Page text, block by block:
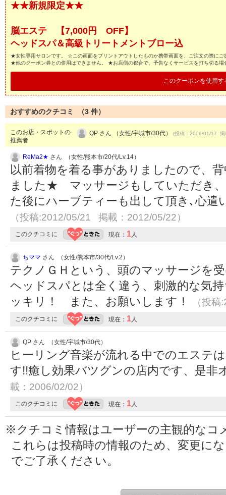
★★新規限定★★
脳エステ 【7,000円 OFF】
ヘッドスパ＆高級トリートメントブロー込
★女性専用サロンです。 ☆この画面をプリントアウトしたものか携帯画面を、ご注文の際に
★他のクーポン券との併用はできません。 ★お店側の都合で、予告なくサービスを打ち切る場
このクーポンを使用す
おすすめのクチコミ （3 件）
このお店・スポットの
推薦者
QP さん （女性/宇城市/30代） (投稿：2006/01/17
ReMa2★ さん （女性/熊本市/20代/Lv.14）
以前着物を着る事がありましたので、
ました★ マッサージもしていただき
た後にハーブティーも出して頂き､心遣
（投稿:2012/05/21 掲載：2012/05/22）
このクチコミに 現在： 1人
ちママ さん （女性/熊本市/30代/Lv.2）
テクノＧＨという、頭のマッサージを
ヘッドスパとは全く違う、刺激的な気
ッキリ！ また、お願いします！
（投
このクチコミに 現在： 1人
QP さん （女性/宇城市/30代）
ヒーリング音楽が流れる中でのエステ
す!!癒し効果バツグンの店内です、是非
載：2006/02/02）
このクチコミに 現在： 1人
※クチコミ情報はユーザーの主観的なコ
これらは投稿時の情報のため、変更に
でご了承ください。